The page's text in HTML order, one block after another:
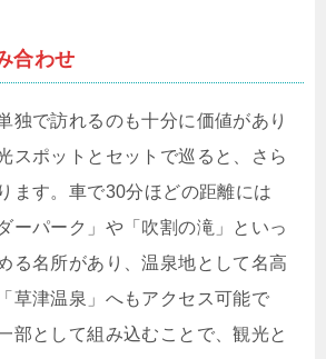
合わせ
独で訪れるのも十分に価値があり
スポットとセットで巡ると、さら
ます。車で30分ほどの距離には
ーパーク」や「吹割の滝」といっ
る名所があり、温泉地として名高
草津温泉」へもアクセス可能で
部として組み込むことで、観光と